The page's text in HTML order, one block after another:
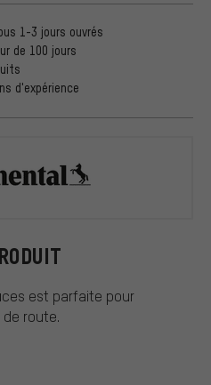
est parfaite pour
route.
1-3 jours ouvrés
de 100 jours
d'expérience